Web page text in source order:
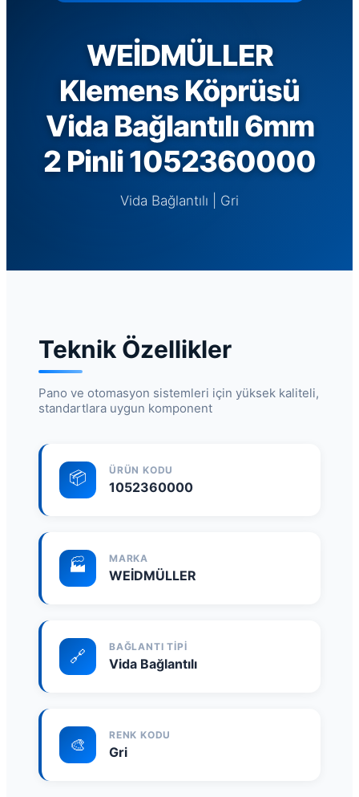
WEİDMÜLLER
Klemens Köprüsü
Vida Bağlantılı 6mm
2 Pinli 1052360000
Vida Bağlantılı | Gri
Teknik Özellikler
Pano ve otomasyon sistemleri için yüksek kaliteli,
standartlara uygun komponent
📦 ÜRÜN KODU
1052360000
🏭 MARKA
WEİDMÜLLER
🔗 BAĞLANTI TIPI
Vida Bağlantılı
🎨 RENK KODU
Gri